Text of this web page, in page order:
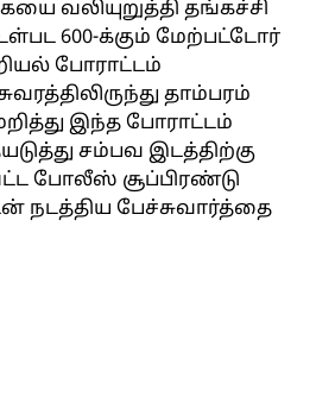
வலியுறுத்தி தங்கச்சி
600-க்கும் மேற்பட்டோர்
போராட்டம்
தாம்பரம்
இந்த போராட்டம்
சம்பவ இடத்திற்கு
போலீஸ் சூப்பிரண்டு
பேச்சுவார்த்தை